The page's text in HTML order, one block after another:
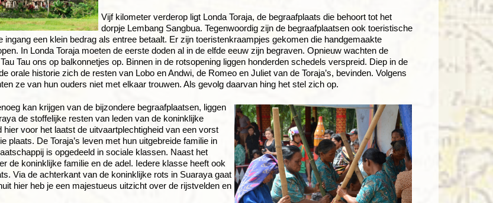
Vijf kilometer verderop ligt Londa Toraja, de begraafplaats die behoort tot het
dorpje Lembang Sangbua. Tegenwoordig zijn de begraafplaatsen ook toeristische
ingang een klein bedrag als entree betaalt. Er zijn toeristenkraampjes gekomen die handgemaakte
In Londa Toraja moeten de eerste doden al in de elfde eeuw zijn begraven. Opnieuw wachten de
Tau ons op balkonnetjes op. Binnen in de rotsopening liggen honderden schedels verspreid. Diep in de
orale historie zich de resten van Lobo en Andwi, de Romeo en Juliet van de Toraja’s, bevinden. Volgens
ze van hun ouders niet met elkaar trouwen. Als gevolg daarvan hing het stel zich op.
kan krijgen van de bijzondere begraafplaatsen, liggen
de stoffelijke resten van leden van de koninklijke
hier voor het laatst de uitvaartplechtigheid van een vorst
plaats. De Toraja’s leven met hun uitgebreide familie in
is opgedeeld in sociale klassen. Naast het
de koninklijke familie en de adel. Iedere klasse heeft ook
Via de achterkant van de koninklijke rots in Suaraya gaat
hier heb je een majestueus uitzicht over de rijstvelden en